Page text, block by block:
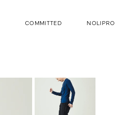
COMMITTED NOLIPRO